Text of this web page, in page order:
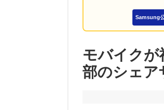
Samsung
モバイクが
部のシェア